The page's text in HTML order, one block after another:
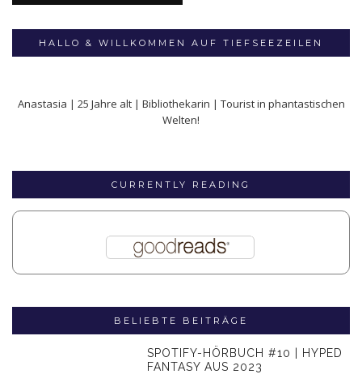
HALLO & WILLKOMMEN AUF TIEFSEEZEILEN
Anastasia | 25 Jahre alt | Bibliothekarin | Tourist in phantastischen
Welten!
CURRENTLY READING
BELIEBTE BEITRÄGE
SPOTIFY-HÖRBUCH #10 | HYPED
FANTASY AUS 2023